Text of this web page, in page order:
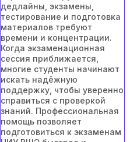
дедлайны, экзамены,
тестирование и подготовка
материалов требуют
времени и концентрации.
Когда экзаменационная
сессия приближается,
многие студенты начинают
искать надёжную
поддержку, чтобы уверенно
справиться с проверкой
знаний. Профессиональная
помощь позволяет
подготовиться к экзаменам